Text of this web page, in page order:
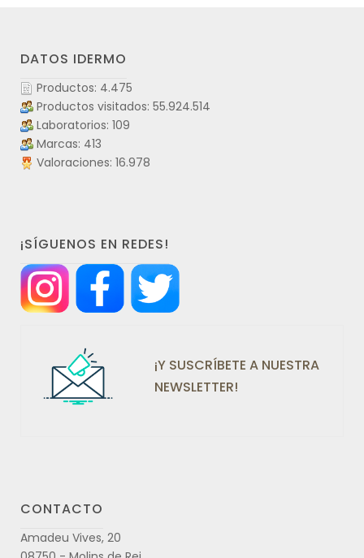
DATOS IDERMO
Productos: 4.475
Productos visitados: 55.924.514
Laboratorios: 109
Marcas: 413
Valoraciones: 16.978
¡SÍGUENOS EN REDES!
¡Y SUSCRÍBETE A NUESTRA
NEWSLETTER!
CONTACTO
Amadeu Vives, 20